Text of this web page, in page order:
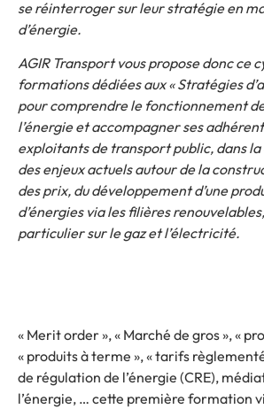
se réinterroger sur leur stratégie en
d’énergie.
AGIR Transport vous propose donc ce
formations dédiées aux « Stratégies
pour comprendre le fonctionnement
l’énergie et accompagner ses
exploitants de transport public, dans
des enjeux actuels autour de la
des prix, du développement d’une
d’énergies via les filières
particulier sur le gaz et l’électricité.
« Merit order », « Marché de gros », «
« produits à terme », « tarifs
de régulation de l’énergie (CRE),
l’énergie, … cette première formation